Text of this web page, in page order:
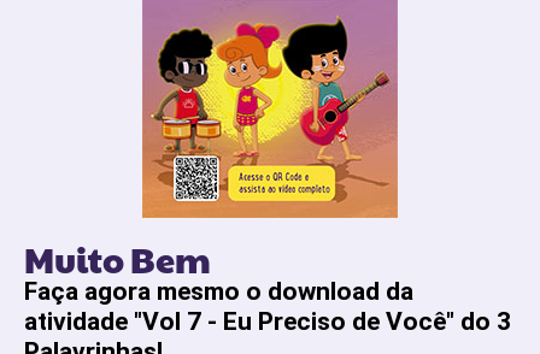
Muito Bem
Faça agora mesmo o download da
atividade "Vol 7 - Eu Preciso de Você" do 3